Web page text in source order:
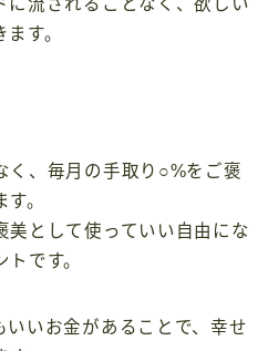
に流されることなく、欲しい
す。
く、毎月の手取り○%をご褒
。
美として使っていい自由にな
です。
いいお金があることで、幸せ